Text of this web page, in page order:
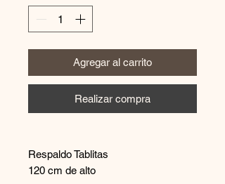
Agregar al carrito
Realizar compra
Respaldo Tablitas
120 cm de alto